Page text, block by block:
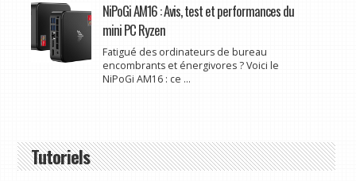
NiPoGi AM16 : Avis, test et performances du
mini PC Ryzen
Fatigué des ordinateurs de bureau
encombrants et énergivores ? Voici le
NiPoGi AM16 : ce ...
Tutoriels